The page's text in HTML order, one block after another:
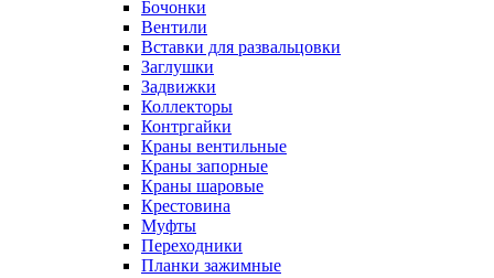
Бочонки
Вентили
Вставки для развальцовки
Заглушки
Задвижки
Коллекторы
Контргайки
Краны вентильные
Краны запорные
Краны шаровые
Крестовина
Муфты
Переходники
Планки зажимные